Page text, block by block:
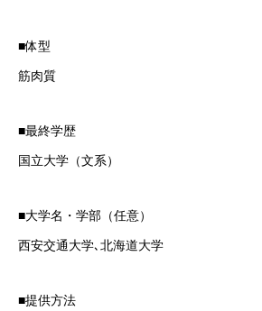
■体型
筋肉質
■最終学歴
国立大学（文系）
■大学名・学部（任意）
西安交通大学､北海道大学
■提供方法